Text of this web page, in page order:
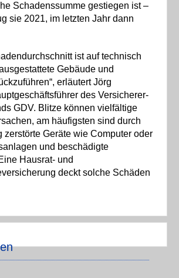
Schadenssumme gestiegen ist –
sie 2021, im letzten Jahr dann
ist auf technisch
Gebäude und
erläutert Jörg
des Versicherer-
GDV. Blitze können vielfältige
am häufigsten sind durch
zerstörte Geräte wie Computer oder
und beschädigte
Hausrat- und
deckt solche Schäden